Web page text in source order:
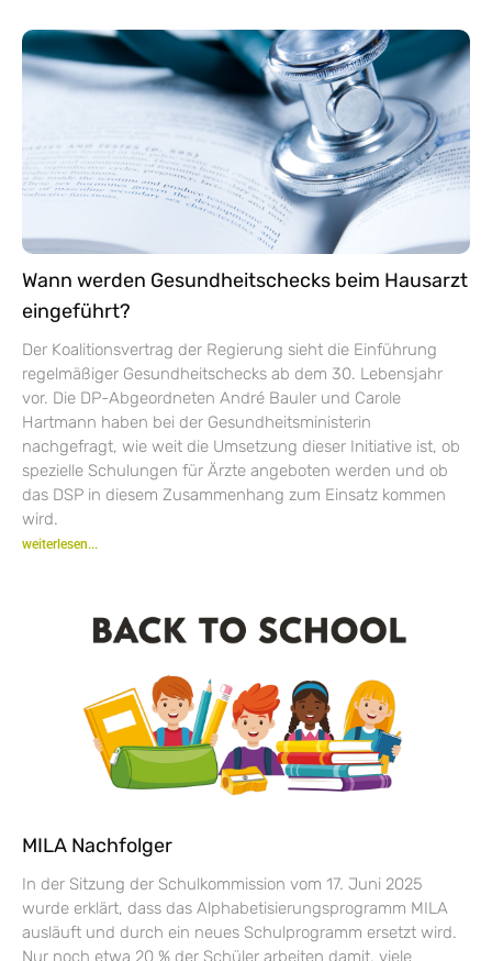
Wann werden Gesundheitschecks beim Hausarzt
eingeführt?
Der Koalitionsvertrag der Regierung sieht die Einführung
regelmäßiger Gesundheitschecks ab dem 30. Lebensjahr
vor. Die DP-Abgeordneten André Bauler und Carole
Hartmann haben bei der Gesundheitsministerin
nachgefragt, wie weit die Umsetzung dieser Initiative ist, ob
spezielle Schulungen für Ärzte angeboten werden und ob
das DSP in diesem Zusammenhang zum Einsatz kommen
wird.
weiterlesen...
MILA Nachfolger
In der Sitzung der Schulkommission vom 17. Juni 2025
wurde erklärt, dass das Alphabetisierungsprogramm MILA
ausläuft und durch ein neues Schulprogramm ersetzt wird.